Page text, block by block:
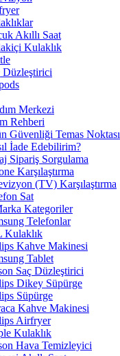
Akıllı Saat
Kulaklık
Düzleştirici
Merkezi
Rehberi
Güvenliği Temas Noktası
İade Edebilirim?
Sipariş Sorgulama
Karşılaştırma
(TV) Karşılaştırma
Sat
Kategoriler
Telefonlar
Kulaklık
Kahve Makinesi
Tablet
Saç Düzleştirici
Dikey Süpürge
Süpürge
Kahve Makinesi
Airfryer
Kulaklık
Hava Temizleyici